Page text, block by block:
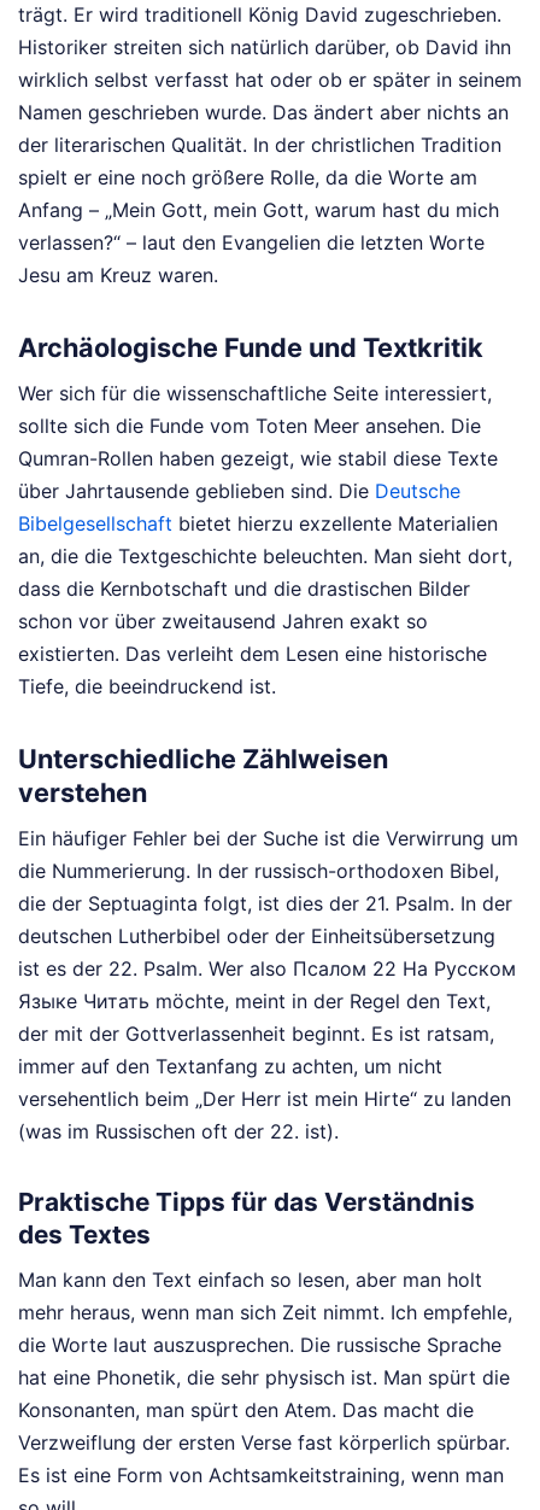
trägt. Er wird traditionell König David zugeschrieben.
Historiker streiten sich natürlich darüber, ob David ihn
wirklich selbst verfasst hat oder ob er später in seinem
Namen geschrieben wurde. Das ändert aber nichts an
der literarischen Qualität. In der christlichen Tradition
spielt er eine noch größere Rolle, da die Worte am
Anfang – „Mein Gott, mein Gott, warum hast du mich
verlassen?“ – laut den Evangelien die letzten Worte
Jesu am Kreuz waren.
Archäologische Funde und Textkritik
Wer sich für die wissenschaftliche Seite interessiert,
sollte sich die Funde vom Toten Meer ansehen. Die
Qumran-Rollen haben gezeigt, wie stabil diese Texte
über Jahrtausende geblieben sind. Die Deutsche
Bibelgesellschaft bietet hierzu exzellente Materialien
an, die die Textgeschichte beleuchten. Man sieht dort,
dass die Kernbotschaft und die drastischen Bilder
schon vor über zweitausend Jahren exakt so
existierten. Das verleiht dem Lesen eine historische
Tiefe, die beeindruckend ist.
Unterschiedliche Zählweisen
verstehen
Ein häufiger Fehler bei der Suche ist die Verwirrung um
die Nummerierung. In der russisch-orthodoxen Bibel,
die der Septuaginta folgt, ist dies der 21. Psalm. In der
deutschen Lutherbibel oder der Einheitsübersetzung
ist es der 22. Psalm. Wer also Псалом 22 На Русском
Языке Читать möchte, meint in der Regel den Text,
der mit der Gottverlassenheit beginnt. Es ist ratsam,
immer auf den Textanfang zu achten, um nicht
versehentlich beim „Der Herr ist mein Hirte“ zu landen
(was im Russischen oft der 22. ist).
Praktische Tipps für das Verständnis
des Textes
Man kann den Text einfach so lesen, aber man holt
mehr heraus, wenn man sich Zeit nimmt. Ich empfehle,
die Worte laut auszusprechen. Die russische Sprache
hat eine Phonetik, die sehr physisch ist. Man spürt die
Konsonanten, man spürt den Atem. Das macht die
Verzweiflung der ersten Verse fast körperlich spürbar.
Es ist eine Form von Achtsamkeitstraining, wenn man